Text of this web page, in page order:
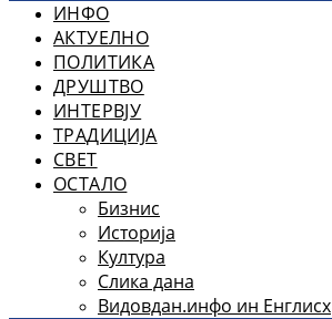
ИНФО
АКТУЕЛНО
ПОЛИТИКА
ДРУШТВО
ИНТЕРВЈУ
ТРАДИЦИЈА
СВЕТ
ОСТАЛО
Бизнис
Историја
Култура
Слика дана
Видовдан.инфо ин Енглисх